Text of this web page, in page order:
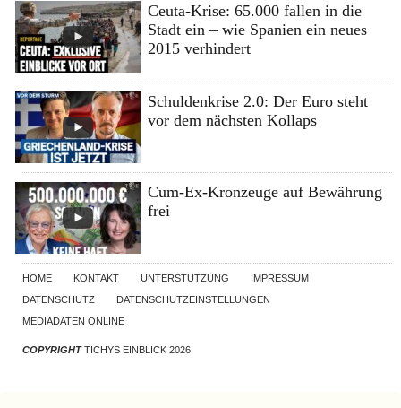
Ceuta-Krise: 65.000 fallen in die
Stadt ein – wie Spanien ein neues
2015 verhindert
Schuldenkrise 2.0: Der Euro steht
vor dem nächsten Kollaps
Cum-Ex-Kronzeuge auf Bewährung
frei
HOME KONTAKT UNTERSTÜTZUNG
IMPRESSUM
DATENSCHUTZ
DATENSCHUTZEINSTELLUNGEN
MEDIADATEN ONLINE
COPYRIGHTTICHYS EINBLICK 2026